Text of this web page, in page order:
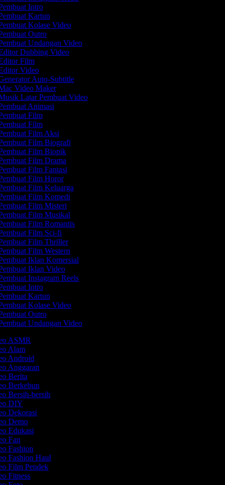
Intro
Kartun
Kolase Video
Outro
Undangan Video
Dubbing Video
Film
Video
Auto-Subtitle
Video Maker
Latar Pembuat Video
Animasi
Film
Film
Film Aksi
Film Biografi
Film Biopik
Film Drama
Film Fantasi
Film Horor
Film Keluarga
Film Komedi
Film Misteri
Film Musikal
Film Romantis
Film Sci-fi
Film Thriller
Film Western
Iklan Komersial
Iklan Video
Instagram Reels
Intro
Kartun
Kolase Video
Outro
Undangan Video
ASMR
Alam
Android
Anggaran
Berita
Berkebun
Bersih-bersih
DIY
Dekorasi
Demo
Edukasi
Fan
Fashion
Fashion Haul
Film Pendek
Fitness